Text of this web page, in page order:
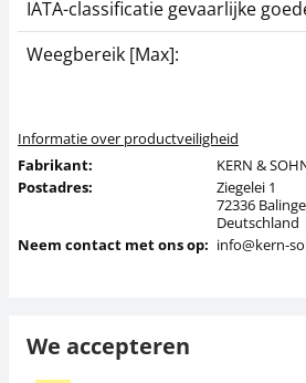
IATA-classificatie gevaarlijke
Weegbereik [Max]:
Informatie over productveiligheid
Fabrikant:
KERN &
Postadres:
Ziegelei 1
72336
Deutschland
Neem contact met ons op: info@kern-
We accepteren